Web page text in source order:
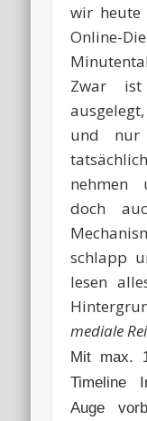
wir heute
Online-
Zwar
und nur
nehmen
doch
schlapp
lesen
mediale
Mit max.
Timeline
Auge